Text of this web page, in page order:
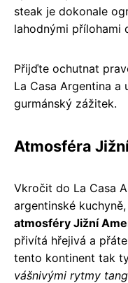
steak je dokonale
lahodnými přílohami
Přijďte ochutnat
La Casa Argentina a
gurmánský zážitek.
Atmosféra
Vkročit do La Casa
argentinské
atmosféry Jižní
přivítá hřejivá a
tento kontinent tak
vášnivými rytmy